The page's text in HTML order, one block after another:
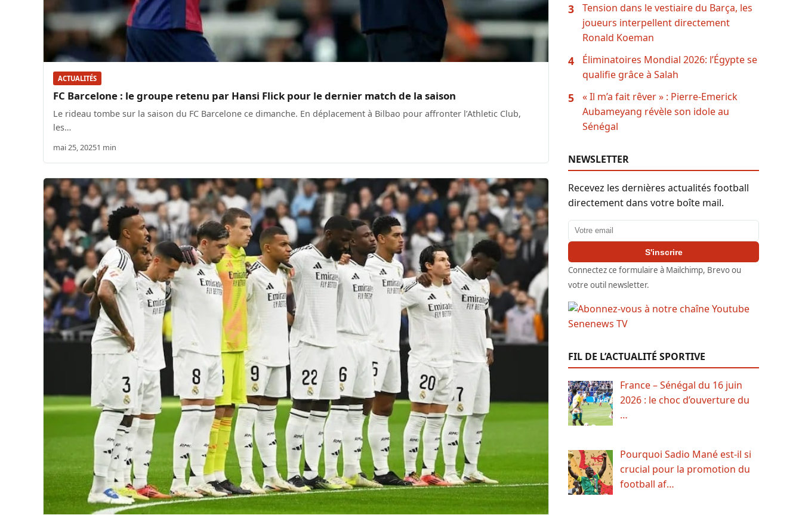
ACTUALITÉS
FC Barcelone : le groupe retenu par Hansi Flick pour le dernier match de la saison
Le rideau tombe sur la saison du FC Barcelone ce dimanche. En déplacement à Bilbao pour affronter l’Athletic Club,
les…
mai 25, 20251 min
3
Tension dans le vestiaire du Barça, les
joueurs interpellent directement
Ronald Koeman
4
Éliminatoires Mondial 2026: l’Égypte se
qualifie grâce à Salah
5
« Il m’a fait rêver » : Pierre-Emerick
Aubameyang révèle son idole au
Sénégal
NEWSLETTER
Recevez les dernières actualités football
directement dans votre boîte mail.
Adresse email
S'inscrire
Connectez ce formulaire à Mailchimp, Brevo ou
votre outil newsletter.
FIL DE L’ACTUALITÉ SPORTIVE
France – Sénégal du 16 juin
2026 : le choc d’ouverture du
…
Pourquoi Sadio Mané est-il si
crucial pour la promotion du
football af…